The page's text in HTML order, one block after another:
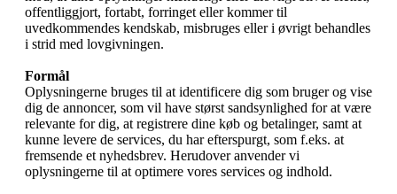
offentliggjort, fortabt, forringet eller kommer til
uvedkommendes kendskab, misbruges eller i øvrigt behandles
i strid med lovgivningen.
Formål
Oplysningerne bruges til at identificere dig som bruger og vise
dig de annoncer, som vil have størst sandsynlighed for at være
relevante for dig, at registrere dine køb og betalinger, samt at
kunne levere de services, du har efterspurgt, som f.eks. at
fremsende et nyhedsbrev. Herudover anvender vi
oplysningerne til at optimere vores services og indhold.